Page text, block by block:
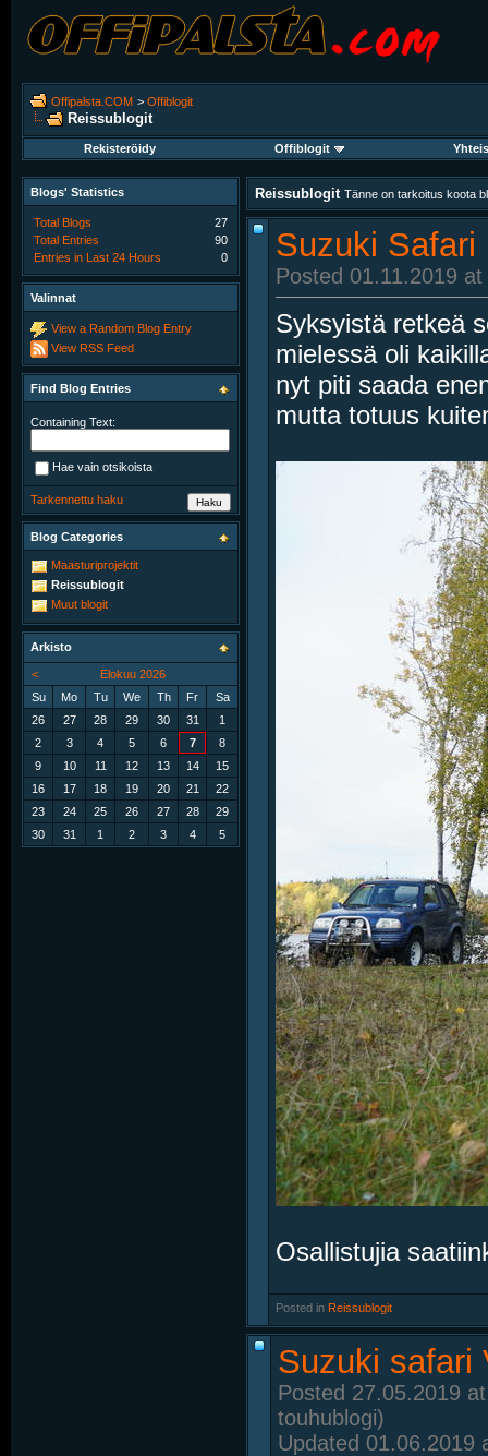
Offipalsta.COM > Offiblogit
Reissublogit
Rekisteröidy Offiblogit
Reissublogit Tänne on tarkoitus koota
Suzuki Safari
Posted 01.11.2019
Syksyistä retkeä
mielessä oli
nyt piti saada
mutta totuus
Osallistujia
Posted in Reissublogit
Suzuki safari
Posted 27.05.2019
touhublogi)
Updated 01.06.2019
Blogs' Statistics
Total Blogs
27
Total Entries
90
Entries in Last 24 Hours
0
Valinnat
View a Random Blog Entry
View RSS Feed
Find Blog Entries
Containing Text:
Hae vain otsikoista
Tarkennettu haku
Blog Categories
Maasturiprojektit
Reissublogit
Muut blogit
Arkisto
<
Elokuu 2026
Su
Mo Tu We Th Fr
Sa
26
27 28 29 30 31
1
2
3 4 5 6 7
8
9
10 11 12 13 14
15
16
17 18 19 20 21
22
23
24 25 26 27 28
29
30
31 1 2 3 4 5